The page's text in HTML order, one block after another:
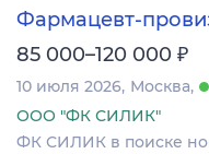
Фармацевт-
85 000–120 000 ₽
10 июля 2026 Москва
ООО "ФК СИЛИК"
ФК СИЛИК в поиске